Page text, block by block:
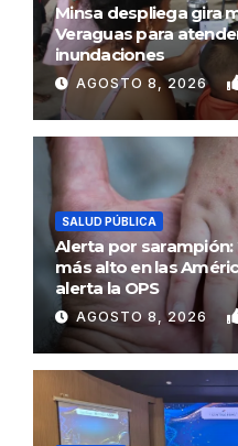
Minsa despliega gira
Veraguas para
inundaciones
AGOSTO 8, 2026
SALUD PÚBLICA
Alerta por
más alto en las
alerta la OPS
AGOSTO 8, 2026